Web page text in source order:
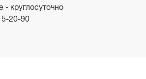
- круглосуточно
20-90